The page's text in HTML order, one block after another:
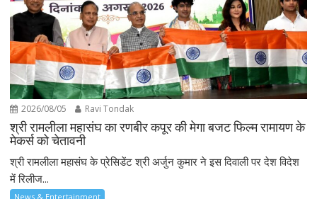
2026/08/05 Ravi Tondak
श्री रामलीला महासंघ का रणबीर कपूर की मेगा बजट फिल्म रामायण के
मेकर्स को चेतावनी
श्री रामलीला महासंघ के प्रेसिडेंट श्री अर्जुन कुमार ने इस दिवाली पर देश विदेश
में रिलीज...
News & Entertainment